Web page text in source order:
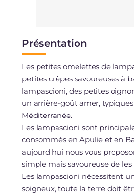
Présentation
Les petites omelettes de
petites crêpes savoureuses à
lampascioni, des petites
un arrière-goût amer, typiques
Méditerranée.
Les lampascioni sont
consommés en Apulie et en
aujourd'hui nous vous
simple mais savoureuse de les
Les lampascioni nécessitent
soigneux, toute la terre doit